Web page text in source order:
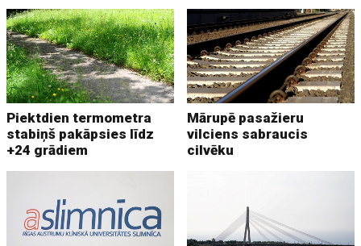
Piektdien termometra
stabiņš pakāpsies līdz
+24 grādiem
Mārupē pasažieru
vilciens sabraucis
cilvēku